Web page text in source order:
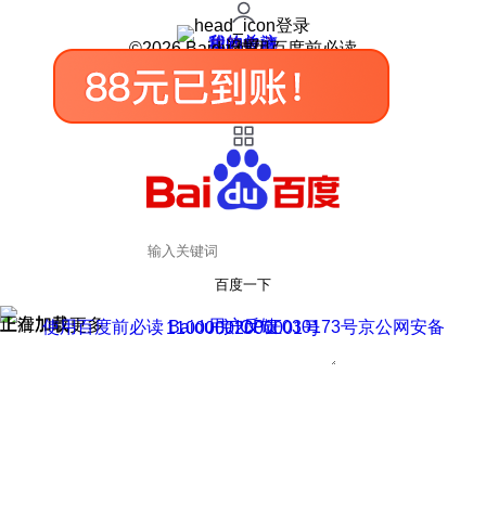
登录
我的关注
我的收藏
皮肤中心
用户反馈
设置
©2026 Baidu 使用百度前必读
百度一下
正在加载
上滑加载更多 用户反馈
使用百度前必读 Baidu 京ICP证030173号
京公网安备11000002000001号